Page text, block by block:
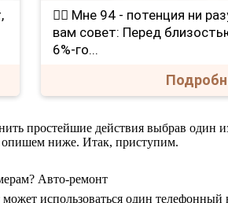
❤️‍🔥 Мне 94 - потенция ни
вам совет: Перед
6%-го...
простейшие действия выбрав
ниже. Итак, приступим.
Авто-ремонт
может использоваться один